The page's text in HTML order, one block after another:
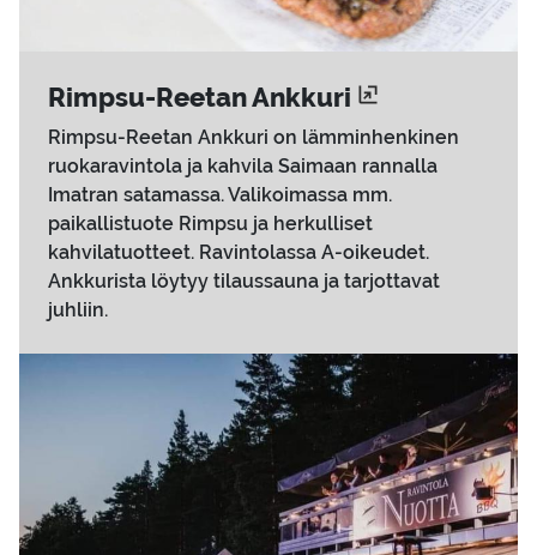
Rimpsu-​Reetan Ank­ku­ri
Rimpsu-Reetan Ankkuri on lämminhenkinen
ruokaravintola ja kahvila Saimaan rannalla
Imatran satamassa. Valikoimassa mm.
paikallistuote Rimpsu ja herkulliset
kahvilatuotteet. Ravintolassa A-oikeudet.
Ankkurista löytyy tilaussauna ja tarjottavat
juhliin.